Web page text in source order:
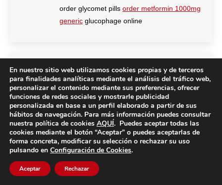
order glycomet pills order metformin 1000mg
generic glucophage online
Cdznqc
dice:
21 febrero, 2024 en 09:39
orlistat order onlinediltiazem onlinebrand
diltiazem
Yieqmx
En nuestro sitio web utilizamos cookies propias y de terceros
para finalidades analíticas mediante el análisis del tráfico web,
personalizar el contenido mediante sus preferencias, ofrecer
funciones de redes sociales y mostrarle publicidad
personalizada en base a un perfil elaborado a partir de sus
hábitos de navegación. Para más información puedes consultar
nuestra política de cookies AQUÍ. Puedes aceptar todas las
cookies mediante el botón “Aceptar” o puedes aceptarlas de
forma concreta, modificar su selección o rechazar su uso
pulsando en Configuración de Cookies.
Aceptar Rechazar